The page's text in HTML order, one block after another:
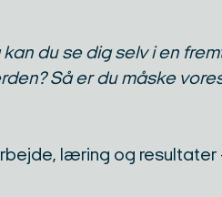
du se dig selv i en
Så er du måske
læring og resultater